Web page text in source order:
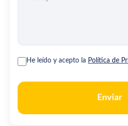
He leído y acepto la Política de
Enviar